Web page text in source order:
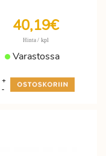
40,19€
Hinta / kpl
Varastossa
-
+